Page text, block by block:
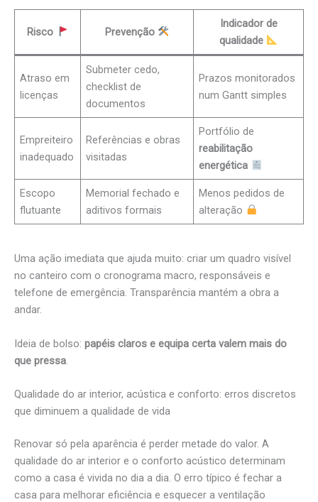
Risco Prevenção
Indicador de
qualidade
Atraso em
licenças
Submeter cedo,
checklist de
documentos
Prazos monitorados
num Gantt simples
Empreiteiro
inadequado
Referências e obras
visitadas
Portfólio de
reabilitação
energética
Escopo
flutuante
Memorial fechado e
aditivos formais
Menos pedidos de
alteração
Uma ação imediata que ajuda muito: criar um quadro visível
no canteiro com o cronograma macro, responsáveis e
telefone de emergência. Transparência mantém a obra a
andar.
Ideia de bolso: papéis claros e equipa certa valem mais do
que pressa
Qualidade do ar interior, acústica e conforto: erros discretos
que diminuem a qualidade de vida
Renovar só pela aparência é perder metade do valor. A
qualidade do ar interior e o conforto acústico determinam
como a casa é vivida no dia a dia. O erro típico é fechar a
casa para melhorar eficiência e esquecer a ventilação